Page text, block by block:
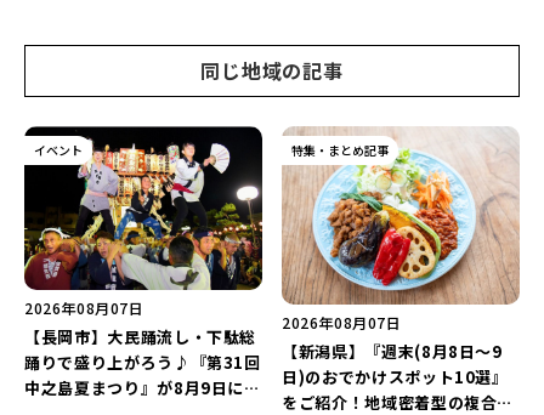
同じ地域の記事
イベント
2026年08月07日
【長岡市】大民踊流し・下駄総
踊りで盛り上がろう♪『第31回
中之島夏まつり』が8月9日に開
特集・まとめ記事
2026年08月07日
【新潟県】『週末(8月8日～9
日)のおでかけスポット10選』
をご紹介！地域密着型の複合施